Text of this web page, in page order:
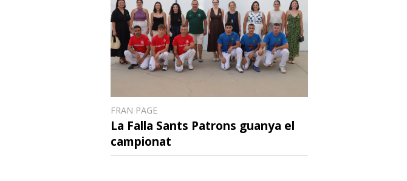
FRAN PAGE
La Falla Sants Patrons guanya el
campionat